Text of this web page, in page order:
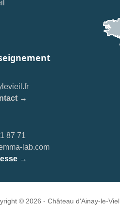
→
87 71
lab.com
→
© 2026 - Château d'Ainay-le-Viel